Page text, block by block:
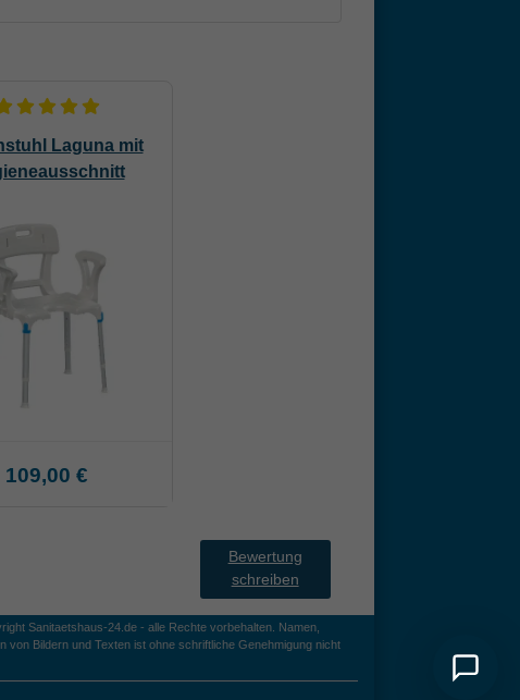
Laguna mit
109,00 €
Bewertung
schreiben
Sanitaetshaus-24.de - alle Rechte vorbehalten. Namen,
von Bildern und Texten ist ohne schriftliche Genehmigung nicht